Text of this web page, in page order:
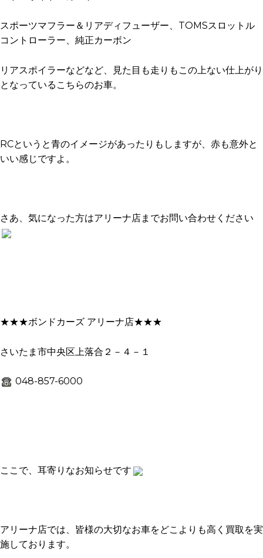
スポーツマフラー＆リアディフューザー、TOMSスロットル
コントローラー、純正カーボン
リアスポイラーなどなど、見た目も走りもこの上ない仕上がり
となっているこちらのお車。
RCというと青のイメージがあったりもしますが、赤も意外と
いい感じですよ。
さあ、気になった方はアリーナ店までお問い合わせください
★★★ボンドカーズ アリーナ店★★★
さいたま市中央区上落合２－４－１
048-857-6000
ここで、耳寄りなお知らせです
アリーナ店では、皆様の大切なお車をどこよりも高く買取を実
施しております。